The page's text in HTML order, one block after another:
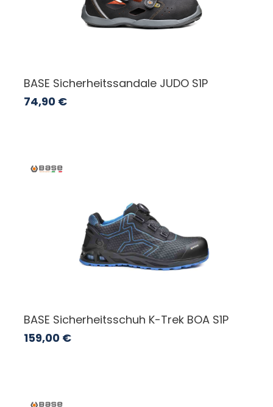
BASE Sicherheitssandale JUDO S1P
74,90 €
BASE Sicherheitsschuh K-Trek BOA S1P
159,00 €